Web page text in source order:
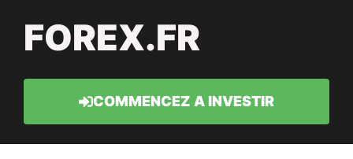
FOREX.FR
COMMENCEZ A INVESTIR